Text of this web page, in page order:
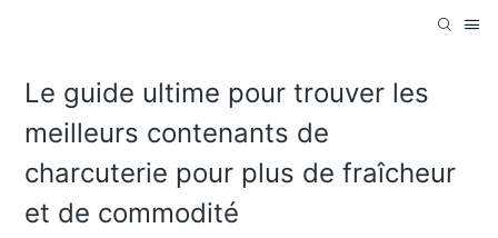
Le guide ultime pour trouver les
meilleurs contenants de
charcuterie pour plus de fraîcheur
et de commodité